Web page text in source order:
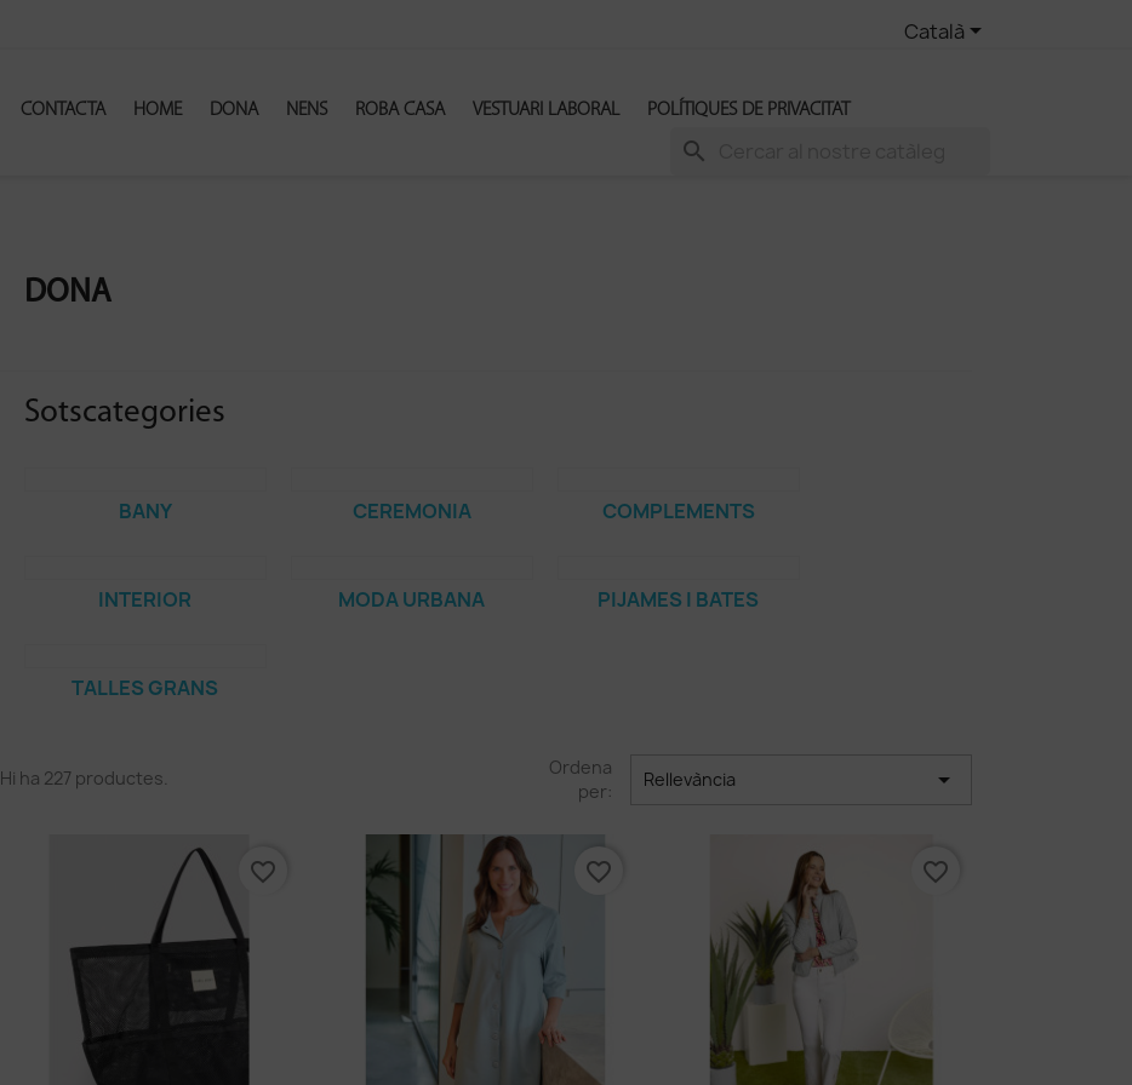
Català
CONTACTA HOME DONA NENS ROBA CASA VESTUARI LABORAL POLÍTIQUES DE PRIVACITAT
search
DONA
Sotscategories
BANY CEREMONIA COMPLEMENTS
INTERIOR MODA URBANA PIJAMES I BATES
TALLES GRANS
Hi ha 227 productes.
Ordena
per:
Rellevància 
favorite_border favorite_border favorite_border